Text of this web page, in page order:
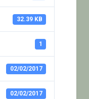
32.39 KB
1
02/02/2017
02/02/2017